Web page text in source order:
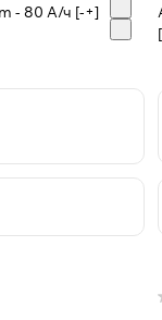
- 80 А/ч [-+]